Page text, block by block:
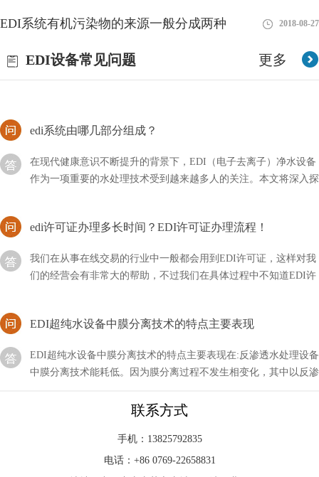
EDI系统有机污染物的来源一般分成两种 2018-08-27
更多
EDI设备常见问题
EDI标准文件咋读？方法分享！
连怎么打开它都不清楚，如果急需使用的话会比较麻烦，那么我们
应该咱读这类文件呢？
作为一项重要的水处理技术受到越来越多人的关注。本文将深入探
讨EDI净水设备的模块系统
们的经营会有非常大的帮助，不过我们在具体过程中不知道EDI许
可证办理需要多长时间？
中膜分离技术能耗低。因为膜分离过程不发生相变化，其中以反渗
透耗能更低，这对于克服国家的能源危机有相当的意义
EDI是否适合在混床后使用？
EDI和温床可以说都是一种水处理的设备，它在整个环节中起到一
是否适合在混床后使用呢？
联系方式
手机：13825792835
电话：+86 0769-22658831